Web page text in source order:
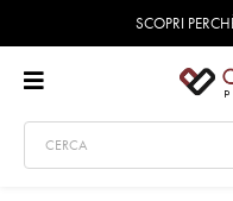
SCOPRI